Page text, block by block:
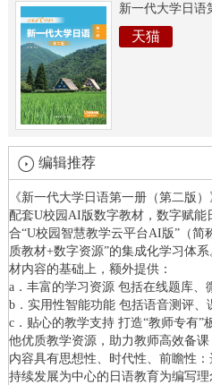
新一代大学日语
天猫
编辑推荐
《新一代大学日语第一册（第二版
配套U校园AI版数字教材，数字赋能
合“U校园智慧教学云平台AI版”（简
质教材+数字资源”的集成化学习体
材内容的基础上，额外提供：
a．丰富的学习资源 包括在线题库、
b．实用性智能功能 包括语音测评、
c．贴心的教学支持 打造“教师专有”
他优质教学资源，助力教师高效备课
内容具有思想性、时代性、前瞻性
持续发展为中心的日语教育为编写